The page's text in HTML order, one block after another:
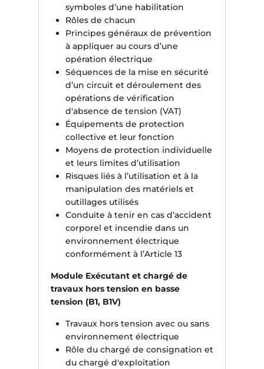
symboles d’une habilitation
Rôles de chacun
Principes généraux de prévention
à appliquer au cours d’une
opération électrique
Séquences de la mise en sécurité
d’un circuit et déroulement des
opérations de vérification
d'absence de tension (VAT)
Équipements de protection
collective et leur fonction
Moyens de protection individuelle
et leurs limites d’utilisation
Risques liés à l’utilisation et à la
manipulation des matériels et
outillages utilisés
Conduite à tenir en cas d’accident
corporel et incendie dans un
environnement électrique
conformément à l’Article 13
Module Exécutant et chargé de
travaux hors tension en basse
tension (B1, B1V)
Travaux hors tension avec ou sans
environnement électrique
Rôle du chargé de consignation et
du chargé d'exploitation